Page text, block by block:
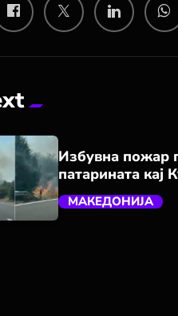
Избувна пожар
патарината кај
МАКЕДОНИЈА